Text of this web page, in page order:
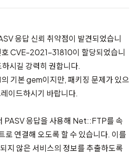
응답 신뢰 취약점이 발견되었습니
CVE-2021-31810이 할당되었습니
시길 강력히 권합니다.
기본 gem이지만, 패키징 문제가 있으
이드하시기 바랍니다.
PASV 응답을 사용해 Net::FTP를 속
로 연결해 오도록 할 수 있습니다. 이를
지 않은 서비스의 정보를 추출하도록